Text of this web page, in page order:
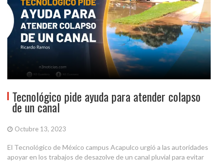
Tecnológico pide ayuda para atender colapso
de un canal
Octubre 13, 2023
El Tecnológico de México campus Acapulco urgió a las autoridades
apoyar en los trabajos de desazolve de un canal pluvial para evitar